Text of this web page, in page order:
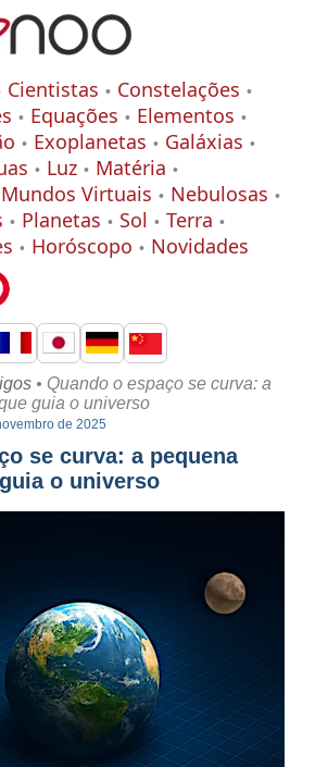
Cientistas
Constelações
Equações
Elementos
Exoplanetas
Galáxias
Luz
Matéria
Mundos Virtuais
Nebulosas
Planetas Sol
Terra
Horóscopo Novidades
• Quando o espaço se curva: a
guia o universo
de 2025
se curva: a pequena
o universo